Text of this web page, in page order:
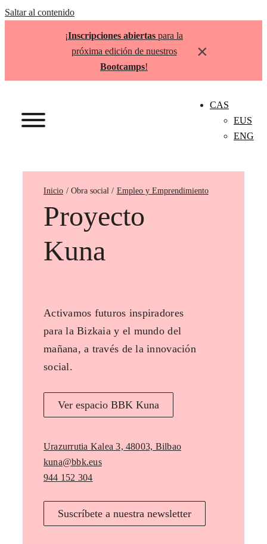
Saltar al contenido
¡Inscripciones abiertas para la
próxima edición de nuestros
Bootcamps!
×
CAS
EUS
ENG
Inicio Empleo y Emprendimiento
Proyecto
Kuna
Activamos futuros inspiradores
para la Bizkaia y el mundo del
mañana, a través de la innovación
social.
Ver espacio BBK Kuna
Urazurrutia Kalea 3, 48003, Bilbao
kuna@bbk.eus
944 152 304
Suscríbete a nuestra newsletter